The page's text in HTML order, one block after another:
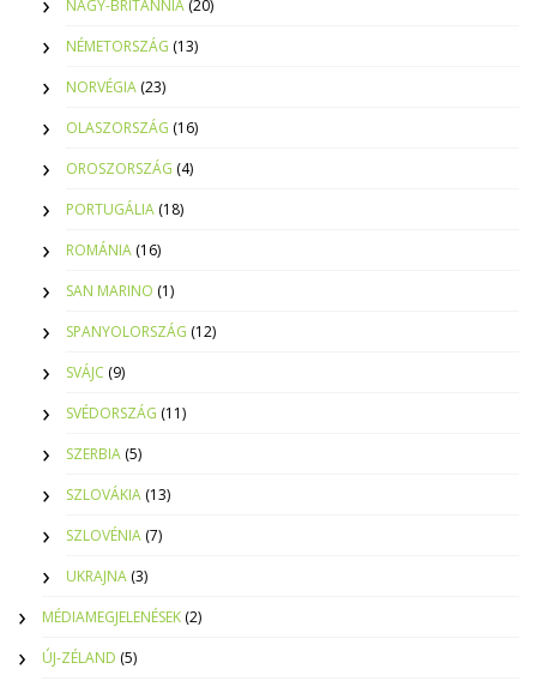
NAGY-BRITANNIA (20)
NÉMETORSZÁG (13)
NORVÉGIA (23)
OLASZORSZÁG (16)
OROSZORSZÁG (4)
PORTUGÁLIA (18)
ROMÁNIA (16)
SAN MARINO (1)
SPANYOLORSZÁG (12)
SVÁJC (9)
SVÉDORSZÁG (11)
SZERBIA (5)
SZLOVÁKIA (13)
SZLOVÉNIA (7)
UKRAJNA (3)
MÉDIAMEGJELENÉSEK (2)
ÚJ-ZÉLAND (5)